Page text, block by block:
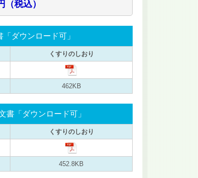
税込）
「ダウンロード可」
くすりのしおり
462KB
書 「ダウンロード可」
くすりのしおり
452.8KB